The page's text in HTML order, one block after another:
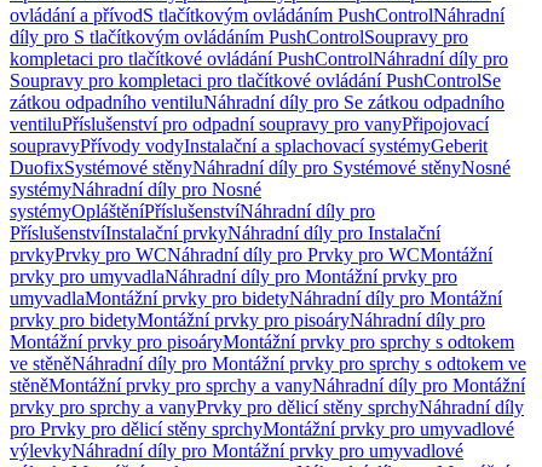
ovládání a přívodS tlačítkovým ovládáním PushControlNáhradní
díly pro S tlačítkovým ovládáním PushControlSoupravy pro
kompletaci pro tlačítkové ovládání PushControlNáhradní díly pro
Soupravy pro kompletaci pro tlačítkové ovládání PushControlSe
zátkou odpadního ventiluNáhradní díly pro Se zátkou odpadního
ventiluPříslušenství pro odpadní soupravy pro vanyPřipojovací
soupravyPřívody vodyInstalační a splachovací systémyGeberit
DuofixSystémové stěnyNáhradní díly pro Systémové stěnyNosné
systémyNáhradní díly pro Nosné
systémyOpláštěníPříslušenstvíNáhradní díly pro
PříslušenstvíInstalační prvkyNáhradní díly pro Instalační
prvkyPrvky pro WCNáhradní díly pro Prvky pro WCMontážní
prvky pro umyvadlaNáhradní díly pro Montážní prvky pro
umyvadlaMontážní prvky pro bidetyNáhradní díly pro Montážní
prvky pro bidetyMontážní prvky pro pisoáryNáhradní díly pro
Montážní prvky pro pisoáryMontážní prvky pro sprchy s odtokem
ve stěněNáhradní díly pro Montážní prvky pro sprchy s odtokem ve
stěněMontážní prvky pro sprchy a vanyNáhradní díly pro Montážní
prvky pro sprchy a vanyPrvky pro dělicí stěny sprchyNáhradní díly
pro Prvky pro dělicí stěny sprchyMontážní prvky pro umyvadlové
výlevkyNáhradní díly pro Montážní prvky pro umyvadlové